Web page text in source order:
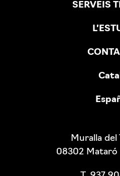
SERVEIS
Muralla del
08302 Mataró